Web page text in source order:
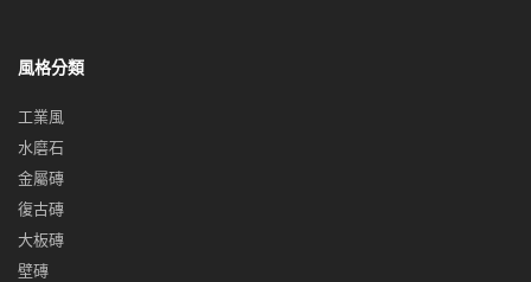
風格分類
工業風
水磨石
金屬磚
復古磚
大板磚
壁磚